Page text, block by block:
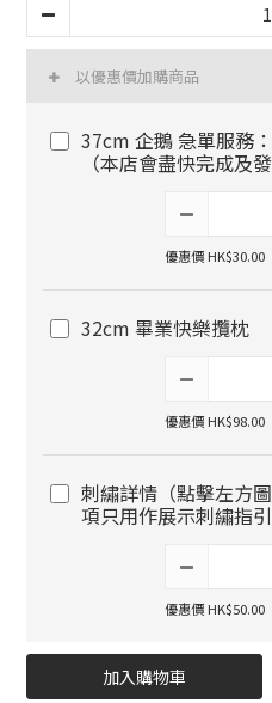
以優惠價加購商品
37cm 企鵝 急單服務
（本店會盡快完成及
優惠價 HK$30.00
32cm 畢業快樂攬枕
優惠價 HK$98.00
刺繡詳情（點擊左方
項只用作展示刺繡指
優惠價 HK$50.00
加入購物車